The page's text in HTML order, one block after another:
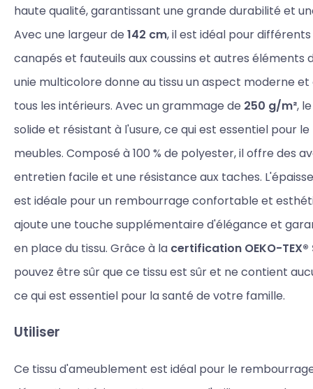
haute qualité, garantissant une grande durabilité et
Avec une largeur de 142 cm, il est idéal pour
canapés et fauteuils aux coussins et autres éléments
unie multicolore donne au tissu un aspect moderne
tous les intérieurs. Avec un grammage de 250 g/m²,
solide et résistant à l'usure, ce qui est essentiel pour
meubles. Composé à 100 % de polyester, il offre des
entretien facile et une résistance aux taches.
est idéale pour un rembourrage confortable et
ajoute une touche supplémentaire d'élégance et
en place du tissu. Grâce à la certification OEKO-
pouvez être sûr que ce tissu est sûr et ne contient
ce qui est essentiel pour la santé de votre famille.
Utiliser
Ce tissu d'ameublement est idéal pour le